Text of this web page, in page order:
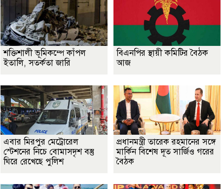
শক্তিশালী ভূমিকম্পে কাঁপল
ইতালি, সতর্কতা জারি
বিএনপির স্থায়ী কমিটির বৈঠক
আজ
এবার মিরপুর মেট্রোরেল
স্টেশনের নিচে বোমাসদৃশ বস্তু
ঘিরে রেখেছে পুলিশ
প্রধানমন্ত্রী তারেক রহমানের সঙ্গে
মার্কিন বিশেষ দূত সার্জিও গরের
বৈঠক